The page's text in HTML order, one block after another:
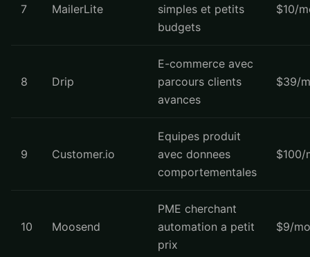
7 MailerLite
simples et petits
budgets
$10/
8 Drip
E-commerce avec
parcours clients
avances
$39/
9 Customer.io
Equipes produit
avec donnees
comportementales
$100/
10 Moosend
PME cherchant
automation a petit
prix
$9/